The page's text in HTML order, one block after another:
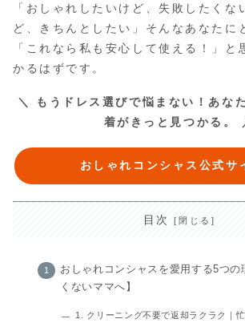
「おしゃれしたいけど、失敗したくな
ど、きちんとしたい」そんなあなたに
「これなら私も安心して使える！」と
かるはずです。
＼ もうドレス選びで悩まない！あな
着がきっと見つかる。
おしゃれコンシャス公式サ
目次
おしゃれコンシャスを愛用する5つの
くないママへ】
1. クリーニング不要で返却ラクラク｜